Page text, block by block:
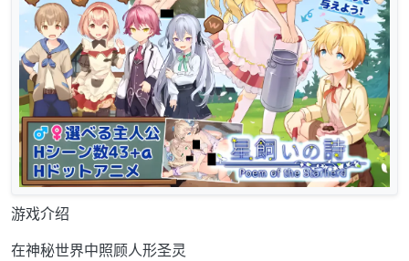
游戏介绍
在神秘世界中照顾人形圣灵